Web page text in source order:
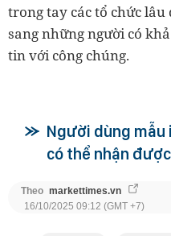
trong tay các tổ chức
sang những người có
tin với công chúng.
Người dùng mẫu
có thể nhận
Theo markettimes.vn
16/10/2025 09:12 (GMT +7)